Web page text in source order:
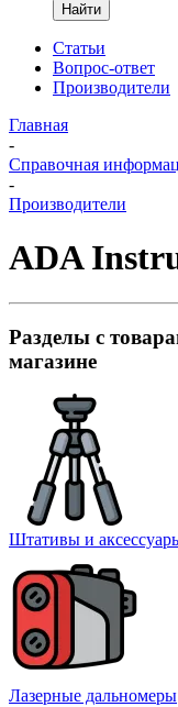
Найти
Статьи
Вопрос-ответ
Производители
Главная
-
Справочная
-
Производители
ADA
Разделы с
магазине
Штативы и
Лазерные дальномеры